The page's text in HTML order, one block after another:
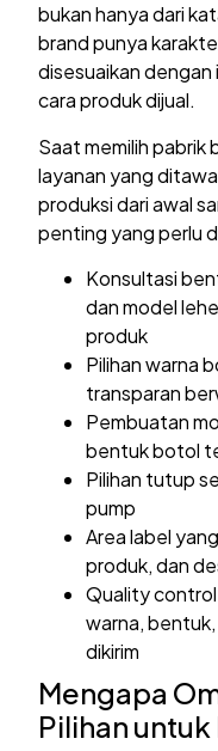
bukan hanya dari
brand punya
disesuaikan
cara produk dijual.
Saat memilih pabrik
layanan yang
produksi dari awal
penting yang perlu
Konsultasi
dan model
produk
Pilihan warna
transparan
Pembuatan
bentuk botol
Pilihan tutup
pump
Area label
produk, dan
Quality
warna,
dikirim
Mengapa
Pilihan